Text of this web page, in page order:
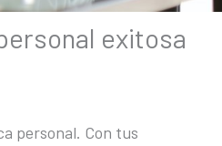
exitosa
personal. Con tus